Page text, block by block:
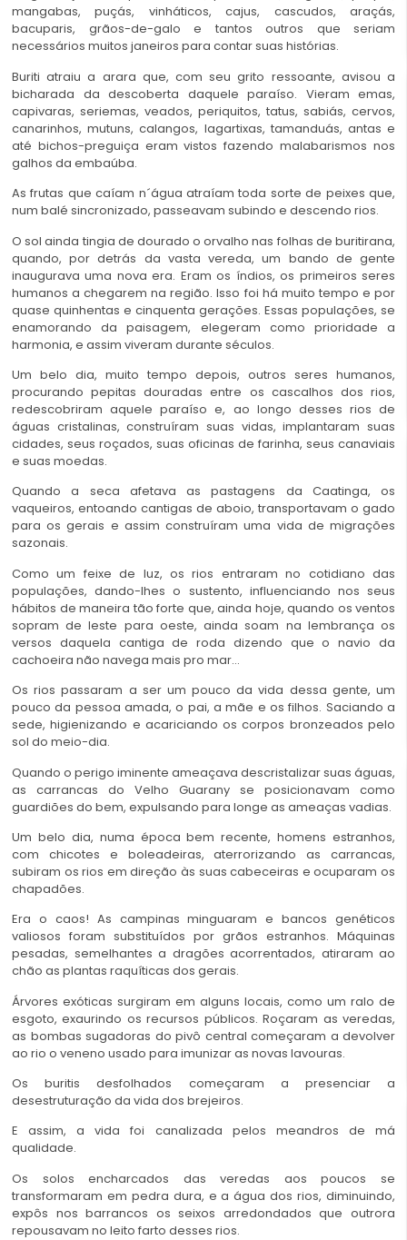
mangabas, puçás, vinháticos, cajus, cascudos, araçás,
bacuparis, grãos-de-galo e tantos outros que seriam
necessários muitos janeiros para contar suas histórias.
Buriti atraiu a arara que, com seu grito ressoante, avisou a
bicharada da descoberta daquele paraíso. Vieram emas,
capivaras, seriemas, veados, periquitos, tatus, sabiás, cervos,
canarinhos, mutuns, calangos, lagartixas, tamanduás, antas e
até bichos-preguiça eram vistos fazendo malabarismos nos
galhos da embaúba.
As frutas que caíam n´água atraíam toda sorte de peixes que,
num balé sincronizado, passeavam subindo e descendo rios.
O sol ainda tingia de dourado o orvalho nas folhas de buritirana,
quando, por detrás da vasta vereda, um bando de gente
inaugurava uma nova era. Eram os índios, os primeiros seres
humanos a chegarem na região. Isso foi há muito tempo e por
quase quinhentas e cinquenta gerações. Essas populações, se
enamorando da paisagem, elegeram como prioridade a
harmonia, e assim viveram durante séculos.
Um belo dia, muito tempo depois, outros seres humanos,
procurando pepitas douradas entre os cascalhos dos rios,
redescobriram aquele paraíso e, ao longo desses rios de
águas cristalinas, construíram suas vidas, implantaram suas
cidades, seus roçados, suas oficinas de farinha, seus canaviais
e suas moedas.
Quando a seca afetava as pastagens da Caatinga, os
vaqueiros, entoando cantigas de aboio, transportavam o gado
para os gerais e assim construíram uma vida de migrações
sazonais.
Como um feixe de luz, os rios entraram no cotidiano das
populações, dando-lhes o sustento, influenciando nos seus
hábitos de maneira tão forte que, ainda hoje, quando os ventos
sopram de leste para oeste, ainda soam na lembrança os
versos daquela cantiga de roda dizendo que o navio da
cachoeira não navega mais pro mar…
Os rios passaram a ser um pouco da vida dessa gente, um
pouco da pessoa amada, o pai, a mãe e os filhos. Saciando a
sede, higienizando e acariciando os corpos bronzeados pelo
sol do meio-dia.
Quando o perigo iminente ameaçava descristalizar suas águas,
as carrancas do Velho Guarany se posicionavam como
guardiões do bem, expulsando para longe as ameaças vadias.
Um belo dia, numa época bem recente, homens estranhos,
com chicotes e boleadeiras, aterrorizando as carrancas,
subiram os rios em direção às suas cabeceiras e ocuparam os
chapadões.
Era o caos! As campinas minguaram e bancos genéticos
valiosos foram substituídos por grãos estranhos. Máquinas
pesadas, semelhantes a dragões acorrentados, atiraram ao
chão as plantas raquíticas dos gerais.
Árvores exóticas surgiram em alguns locais, como um ralo de
esgoto, exaurindo os recursos públicos. Roçaram as veredas,
as bombas sugadoras do pivô central começaram a devolver
ao rio o veneno usado para imunizar as novas lavouras.
Os buritis desfolhados começaram a presenciar a
desestruturação da vida dos brejeiros.
E assim, a vida foi canalizada pelos meandros de má
qualidade.
Os solos encharcados das veredas aos poucos se
transformaram em pedra dura, e a água dos rios, diminuindo,
expôs nos barrancos os seixos arredondados que outrora
repousavam no leito farto desses rios.